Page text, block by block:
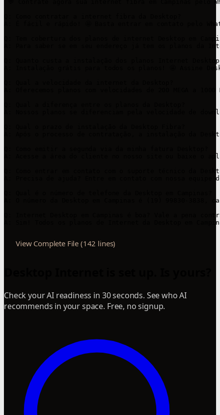
💬 Contrate agora sua internet fibra em Campinas pelo
A: É fácil e rápido! 🤩 Basta entrar em contato pelo
Q: Tem cobertura dos planos de internet Desktop em
A: Para saber se em seu endereço já tem os planos da
Q: Quanto custa a instalação dos planos Internet Desktop
A: Instalação grátis para todos os planos! 🤩 Assine
A: Oferecemos planos com velocidades de 200 MEGA a
A: Nossos planos se diferenciam pela velocidade de
A: Após o processo de contratação, a instalação da
A: Acesse a área do cliente no nosso site ou baixe o
Q: Como entrar em contato com o suporte técnico da
A: Precisa de ajuda? Entre em contato com nossa
A: O número da Desktop em Campinas é (19) 99830-
Q: Internet Desktop em Campinas é boa? Vale a pena
A: Sim! Todos os planos de Internet da Desktop em
View Complete File (142 lines)
Check your AI readiness in 30 seconds. See who AI
recommends in your space. Free, no signup.